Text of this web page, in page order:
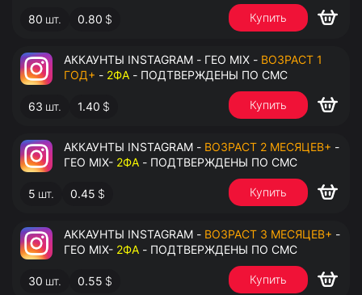
80 шт. 0.80 $ Купить
АККАУНТЫ INSTAGRAM - ГЕО MIX - ВОЗРАСТ 1
ГОД+ - 2ФА - ПОДТВЕРЖДЕНЫ ПО СМС
63 шт. 1.40 $ Купить
АККАУНТЫ INSTAGRAM - ВОЗРАСТ 2 МЕСЯЦЕВ+ -
ГЕО MIX- 2ФА - ПОДТВЕРЖДЕНЫ ПО СМС
5 шт. 0.45 $ Купить
АККАУНТЫ INSTAGRAM - ВОЗРАСТ 3 МЕСЯЦЕВ+ -
ГЕО MIX- 2ФА - ПОДТВЕРЖДЕНЫ ПО СМС
30 шт. 0.55 $ Купить